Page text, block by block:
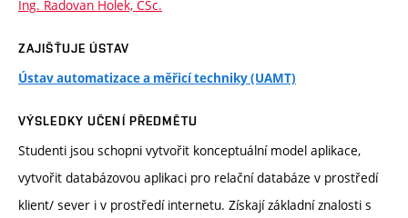
Ing. Radovan Holek, CSc.
ZAJIŠŤUJE ÚSTAV
Ústav automatizace a měřicí techniky (UAMT)
VÝSLEDKY UČENÍ PŘEDMĚTU
Studenti jsou schopni vytvořit konceptuální model aplikace,
vytvořit databázovou aplikaci pro relační databáze v prostředí
klient/ sever i v prostředí internetu. Získají základní znalosti s